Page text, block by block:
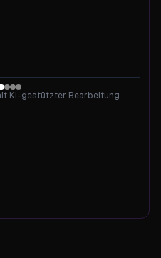
KI-gestützter Bearbeitung